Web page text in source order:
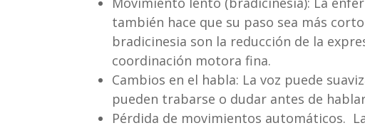
también hace que su paso sea más
bradicinesia son la reducción de la
coordinación motora fina.
Cambios en el habla: La voz puede
pueden trabarse o dudar antes de
Pérdida de movimientos automáticos.